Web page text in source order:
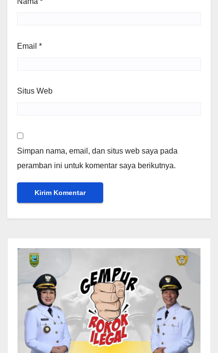
Email *
Situs Web
Simpan nama, email, dan situs web saya pada
peramban ini untuk komentar saya berikutnya.